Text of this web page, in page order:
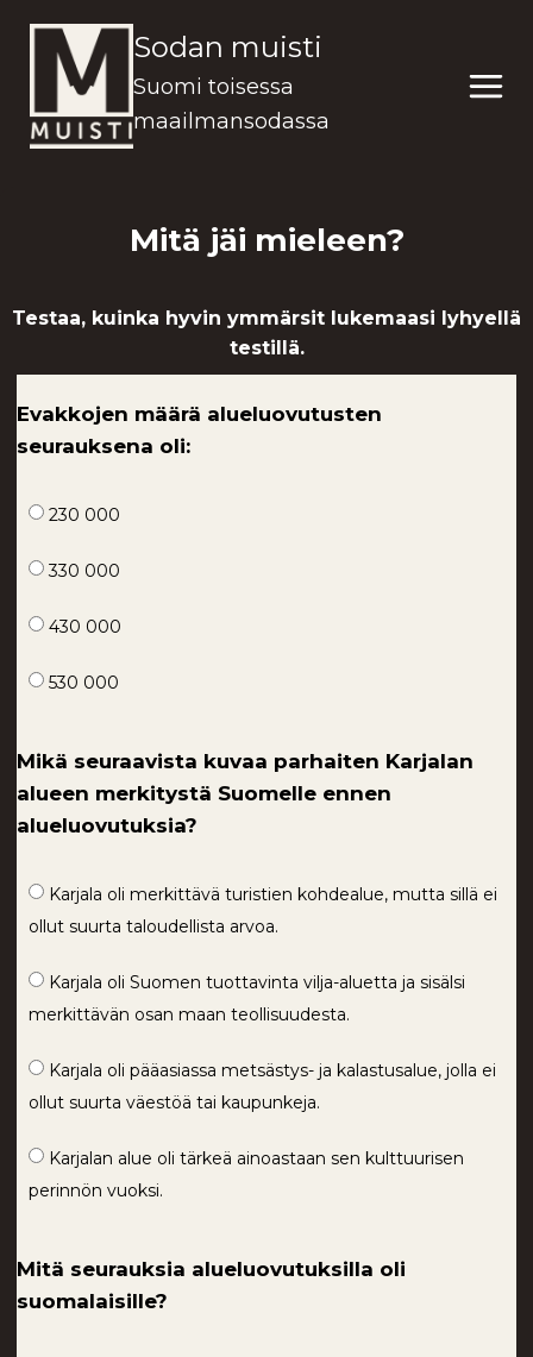
sisältöön
Sodan muisti
Suomi toisessa
maailmansodassa
Mitä jäi mieleen?
Testaa, kuinka hyvin ymmärsit lukemaasi lyhyellä
testillä.
Evakkojen määrä alueluovutusten
seurauksena oli:
230 000
330 000
430 000
530 000
Mikä seuraavista kuvaa parhaiten Karjalan
alueen merkitystä Suomelle ennen
alueluovutuksia?
Karjala oli merkittävä turistien kohdealue, mutta sillä ei
ollut suurta taloudellista arvoa.
Karjala oli Suomen tuottavinta vilja-aluetta ja sisälsi
merkittävän osan maan teollisuudesta.
Karjala oli pääasiassa metsästys- ja kalastusalue, jolla ei
ollut suurta väestöä tai kaupunkeja.
Karjalan alue oli tärkeä ainoastaan sen kulttuurisen
perinnön vuoksi.
Mitä seurauksia alueluovutuksilla oli
suomalaisille?